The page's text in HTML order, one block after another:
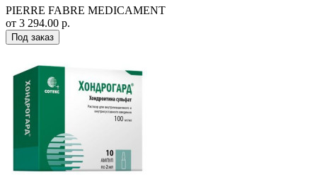
PIERRE FABRE MEDICAMENT
от 3 294.00 р.
Под заказ